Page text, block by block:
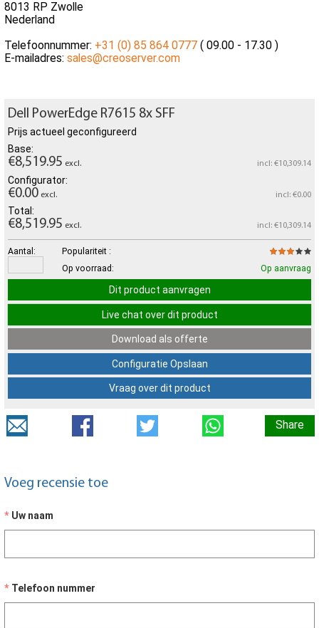
8013 RP Zwolle
Nederland
Telefoonnummer: +31 (0) 85 864 0777 ( 09.00 - 17.30 )
E-mailadres: sales@creoserver.com
Dell PowerEdge R7615 8x SFF
Prijs actueel geconfigureerd
Base:
€8,519.95 excl. incl: €10,309.14
Configurator:
€0.00 excl. incl: €0.00
Total:
€8,519.95 excl. incl: €10,309.14
Aantal:
Populariteit :
Op voorraad:
Op aanvraag
Dit product aanvragen
Live chat over dit product
Download als offerte
Configuratie Opslaan
Vraag over dit product
Share
Voeg recensie toe
Uw naam
Telefoon nummer